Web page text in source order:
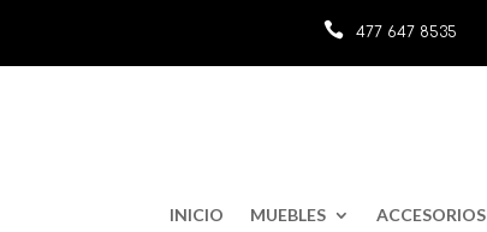
 477 647 8535
INICIO MUEBLES ACCESORIOS